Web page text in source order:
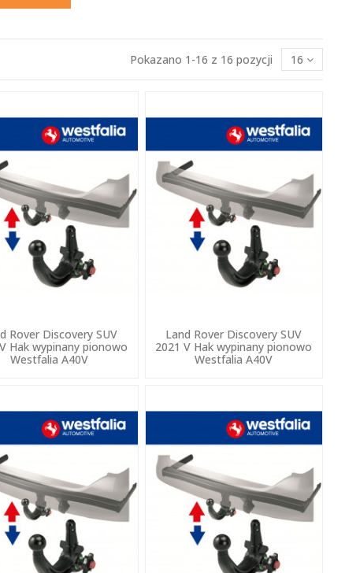
Pokazano 1-16 z 16 pozycji 16
Rover Discovery SUV
Hak wypinany pionowo
Westfalia A40V
Land Rover Discovery SUV
2021 V Hak wypinany pionowo
Westfalia A40V